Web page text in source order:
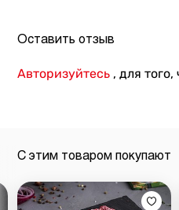
Оставить отзыв
Авторизуйтесь , для
С этим товаром покупают